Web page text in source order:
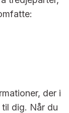
der i
dig. Når du